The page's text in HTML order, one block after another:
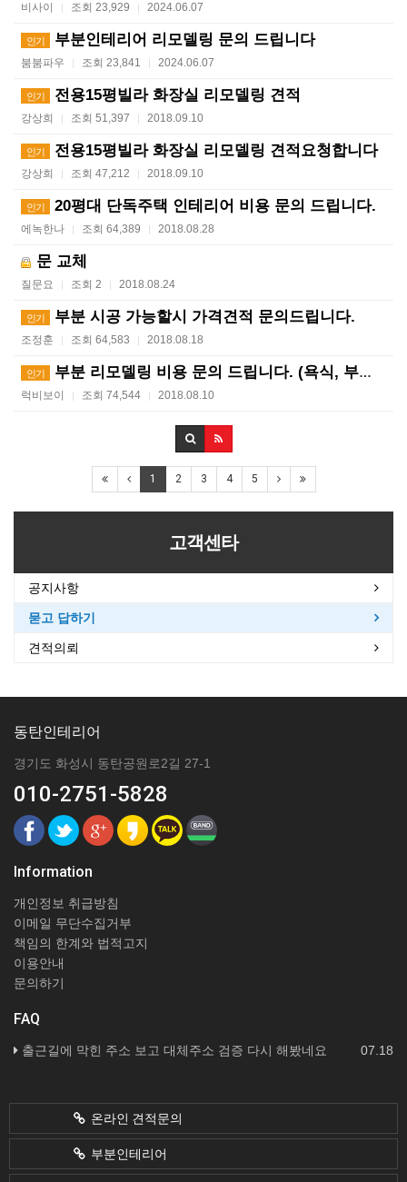
비사이 | 조회 23,929 | 2024.06.07
인기 부분인테리어 리모델링 문의 드립니다
붐붐파우 | 조회 23,841 | 2024.06.07
인기 전용15평빌라 화장실 리모델링 견적
강상희 | 조회 51,397 | 2018.09.10
인기 전용15평빌라 화장실 리모델링 견적요청합니다
강상희 | 조회 47,212 | 2018.09.10
인기 20평대 단독주택 인테리어 비용 문의 드립니다.
에녹한나 | 조회 64,389 | 2018.08.28
문 교체
질문요 | 조회 2 | 2018.08.24
인기 부분 시공 가능할시 가격견적 문의드립니다.
조정훈 | 조회 64,583 | 2018.08.18
인기 부분 리모델링 비용 문의 드립니다. (욕식, 부엌, 방…
럭비보이 | 조회 74,544 | 2018.08.10
1 2 3 4 5
고객센타
공지사항
묻고 답하기
견적의뢰
동탄인테리어
경기도 화성시 동탄공원로2길 27-1
010-2751-5828
Information
개인정보 취급방침
이메일 무단수집거부
책임의 한계와 법적고지
이용안내
문의하기
FAQ
07.18
출근길에 막힌 주소 보고 대체주소 검증 다시 해봤네요
온라인 견적문의
부분인테리어